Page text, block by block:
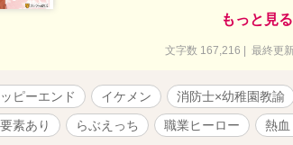
同時に公開しております。 (R18描写
のサイトは調整しております) 毎日
2023/12/05 完結日 2023/12/31 作品
もっと見る
文字数 167,216 | 最終更
ピーエンド イケメン 消防士×幼稚園教諭
素あり
らぶえっち 職業ヒーロー 熱血